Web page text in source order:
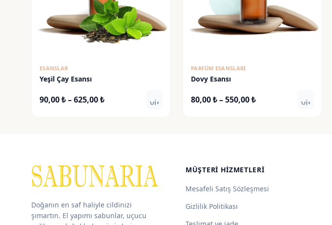
ESANSLAR
Yeşil Çay Esansı
90,00₺–625,00₺Fiyat
visibility
PARFÜM ESANSLARI
Dovy Esansı
80,00₺–550,00₺Fiyat
visibility
Doğanın en saf haliyle cildinizi
şımartın. El yapımı sabunlar, uçucu
MÜŞTERI HIZMETLERI
Mesafeli Satış Sözleşmesi
Gizlilik Politikası